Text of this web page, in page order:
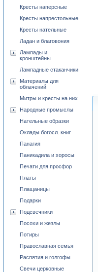
Кресты наперсные
Кресты напрестольные
Кресты нательные
Ладан и благовония
Лампады и
кронштейны
Лампадные стаканчики
Материалы для
облачений
Митры и кресты на них
Народные промыслы
Нательные образки
Оклады богосл. книг
Панагия
Паникадила и хоросы
Печати для просфор
Платы
Плащаницы
Подарки
Подсвечники
Посохи и жезлы
Потиры
Православная семья
Распятия и голгофы
Свечи церковные